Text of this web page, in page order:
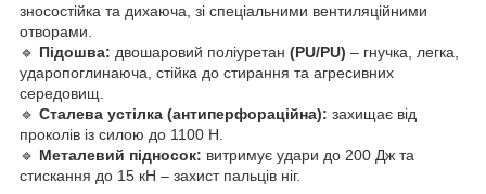
зносостійка та дихаюча, зі спеціальними вентиляційними
отворами.
🔹 Підошва: двошаровий поліуретан (PU/PU) – гнучка, легка,
ударопоглинаюча, стійка до стирання та агресивних
середовищ.
🔹 Сталева устілка (антиперфораційна): захищає від
проколів із силою до 1100 Н.
🔹 Металевий підносок: витримує удари до 200 Дж та
стискання до 15 кН – захист пальців ніг.